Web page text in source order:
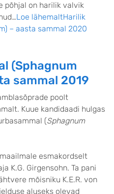
põhjal on harilik valvik
Loe lähemaltHarilik
– aasta sammal 2020
(Sphagnum
sammal 2019
poolt
Kuue kandidaadi hulgas
(Sphagnum
esmakordselt
K.G. Girgensohn. Ta pani
mõisniku K.E.R. von
aluseks olevad